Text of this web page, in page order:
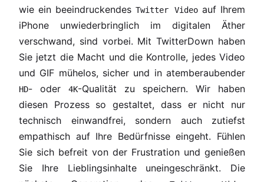
wie ein beeindruckendes Twitter Video auf Ihrem
iPhone unwiederbringlich im digitalen Äther
verschwand, sind vorbei. Mit TwitterDown haben
Sie jetzt die Macht und die Kontrolle, jedes Video
und GIF mühelos, sicher und in atemberaubender
HD- oder 4K-Qualität zu speichern. Wir haben
diesen Prozess so gestaltet, dass er nicht nur
technisch einwandfrei, sondern auch zutiefst
empathisch auf Ihre Bedürfnisse eingeht. Fühlen
Sie sich befreit von der Frustration und genießen
Sie Ihre Lieblingsinhalte uneingeschränkt. Die